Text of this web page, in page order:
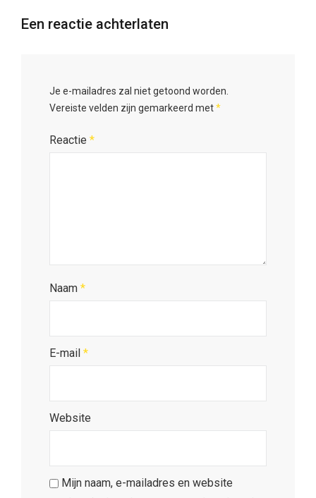
Een reactie achterlaten
Je e-mailadres zal niet getoond worden.
Vereiste velden zijn gemarkeerd met*
Reactie *
Naam *
E-mail *
Website
Mijn naam, e-mailadres en website